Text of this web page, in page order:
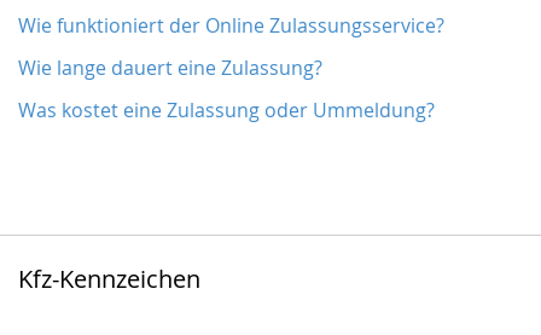
Wie funktioniert der Online Zulassungsservice?
Wie lange dauert eine Zulassung?
Was kostet eine Zulassung oder Ummeldung?
Kfz-Kennzeichen